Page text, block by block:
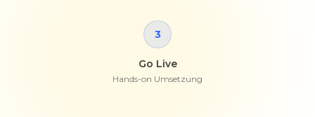
3
Go Live
Hands-on Umsetzung